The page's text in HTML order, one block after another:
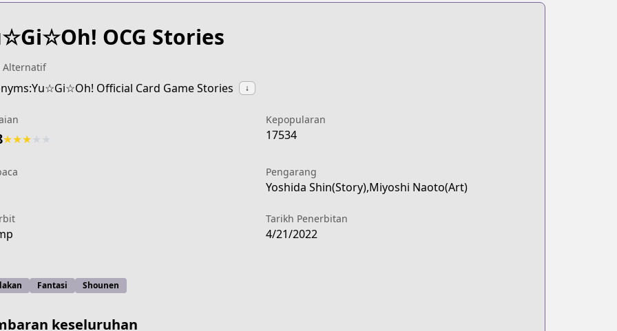
OCG Stories
Alternatif
Official Card Game Stories ↓
★★★
Kepopularan
17534
Pengarang
Yoshida Shin(Story),Miyoshi Naoto(Art)
Tarikh Penerbitan
4/21/2022
Fantasi Shounen
keseluruhan